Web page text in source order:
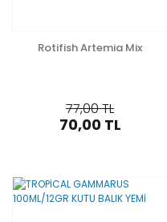
Rotifish Artemia Mix
77,00 TL
70,00 TL